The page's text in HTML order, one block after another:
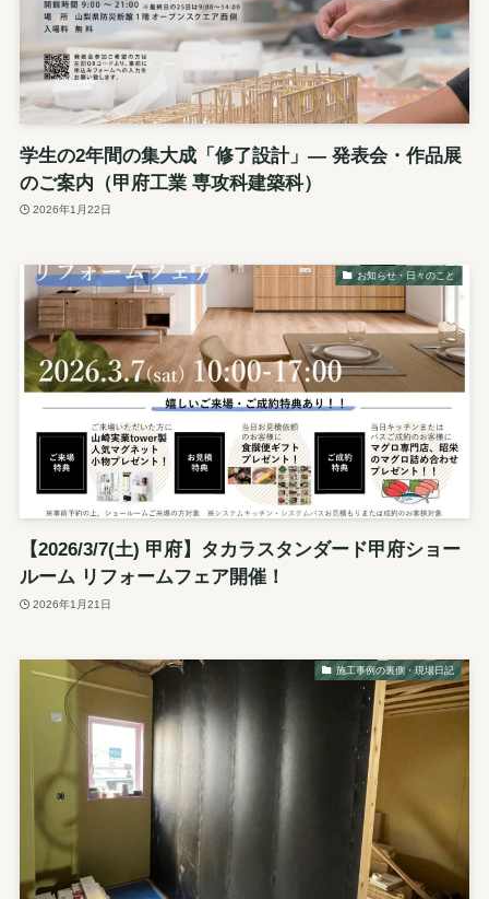
学生の2年間の集大成「修了設計」— 発表会・作品展
のご案内（甲府工業 専攻科建築科）
2026年1月22日
お知らせ・日々のこと
【2026/3/7(土) 甲府】タカラスタンダード甲府ショー
ルーム リフォームフェア開催！
2026年1月21日
施工事例の裏側・現場日記